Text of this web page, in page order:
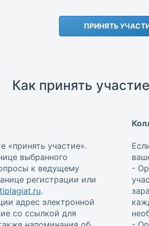
ПРИНЯТЬ
Как принять
«принять участие».
выбранного
к ведущему
регистрации или
.
адрес электронной
со ссылкой для
-